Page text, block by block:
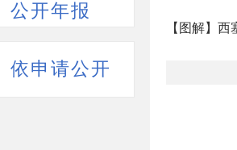
公开年报
依申请公开
【图解】